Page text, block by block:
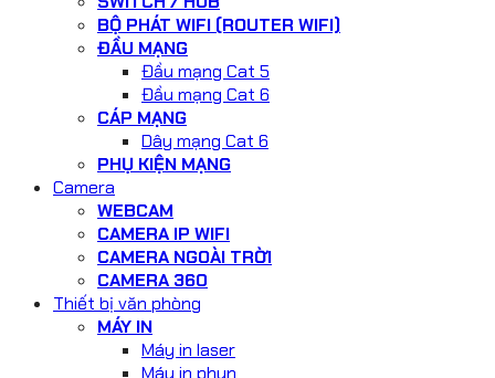
BỘ PHÁT WIFI (ROUTER WIFI)
ĐẦU MẠNG
Đầu mạng Cat 5
Đầu mạng Cat 6
CÁP MẠNG
Dây mạng Cat 6
PHỤ KIỆN MẠNG
Camera
WEBCAM
CAMERA IP WIFI
CAMERA NGOÀI TRỜI
CAMERA 360
Thiết bị văn phòng
MÁY IN
Máy in laser
Máy in phun